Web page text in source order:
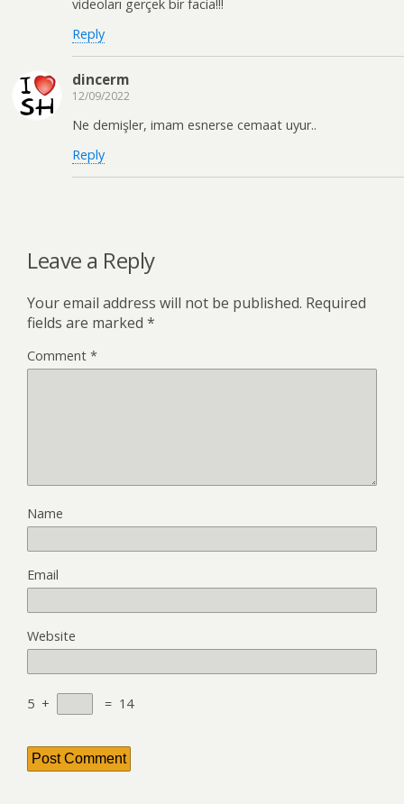
videoları gerçek bir facia!!!
Reply
dincerm
12/09/2022
Ne demişler, imam esnerse cemaat uyur..
Reply
Leave a Reply
Your email address will not be published. Required
fields are marked *
Comment *
Name
Email
Website
5 + = 14